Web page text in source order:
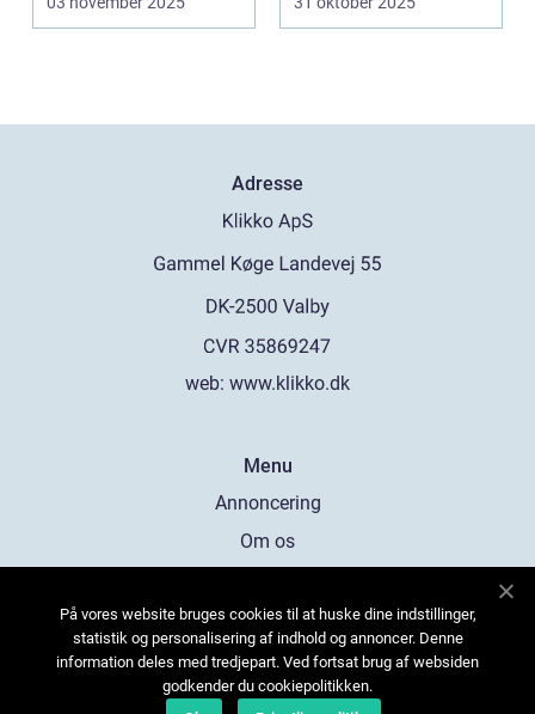
Adresse
web: www.klikko.dk
Menu
Annoncering
Om os
Kontakt os
Sitemap
På vores website bruges cookies til at huske dine indstillinger,
statistik og personalisering af indhold og annoncer. Denne
information deles med tredjepart. Ved fortsat brug af websiden
godkender du cookiepolitikken.